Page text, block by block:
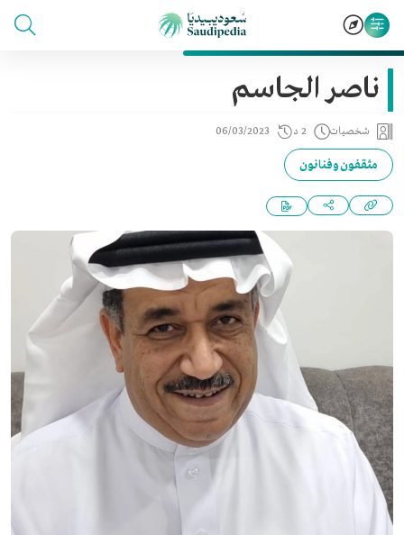
ناصر الجاسم
شخصيات 2 د 06/03/2023
مثقفون وفنانون